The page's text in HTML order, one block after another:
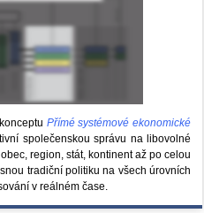
Přímé systémové ekonomické
společenskou správu na libovolné
region, stát, kontinent až po celou
tradiční politiku na všech úrovních
v reálném čase.